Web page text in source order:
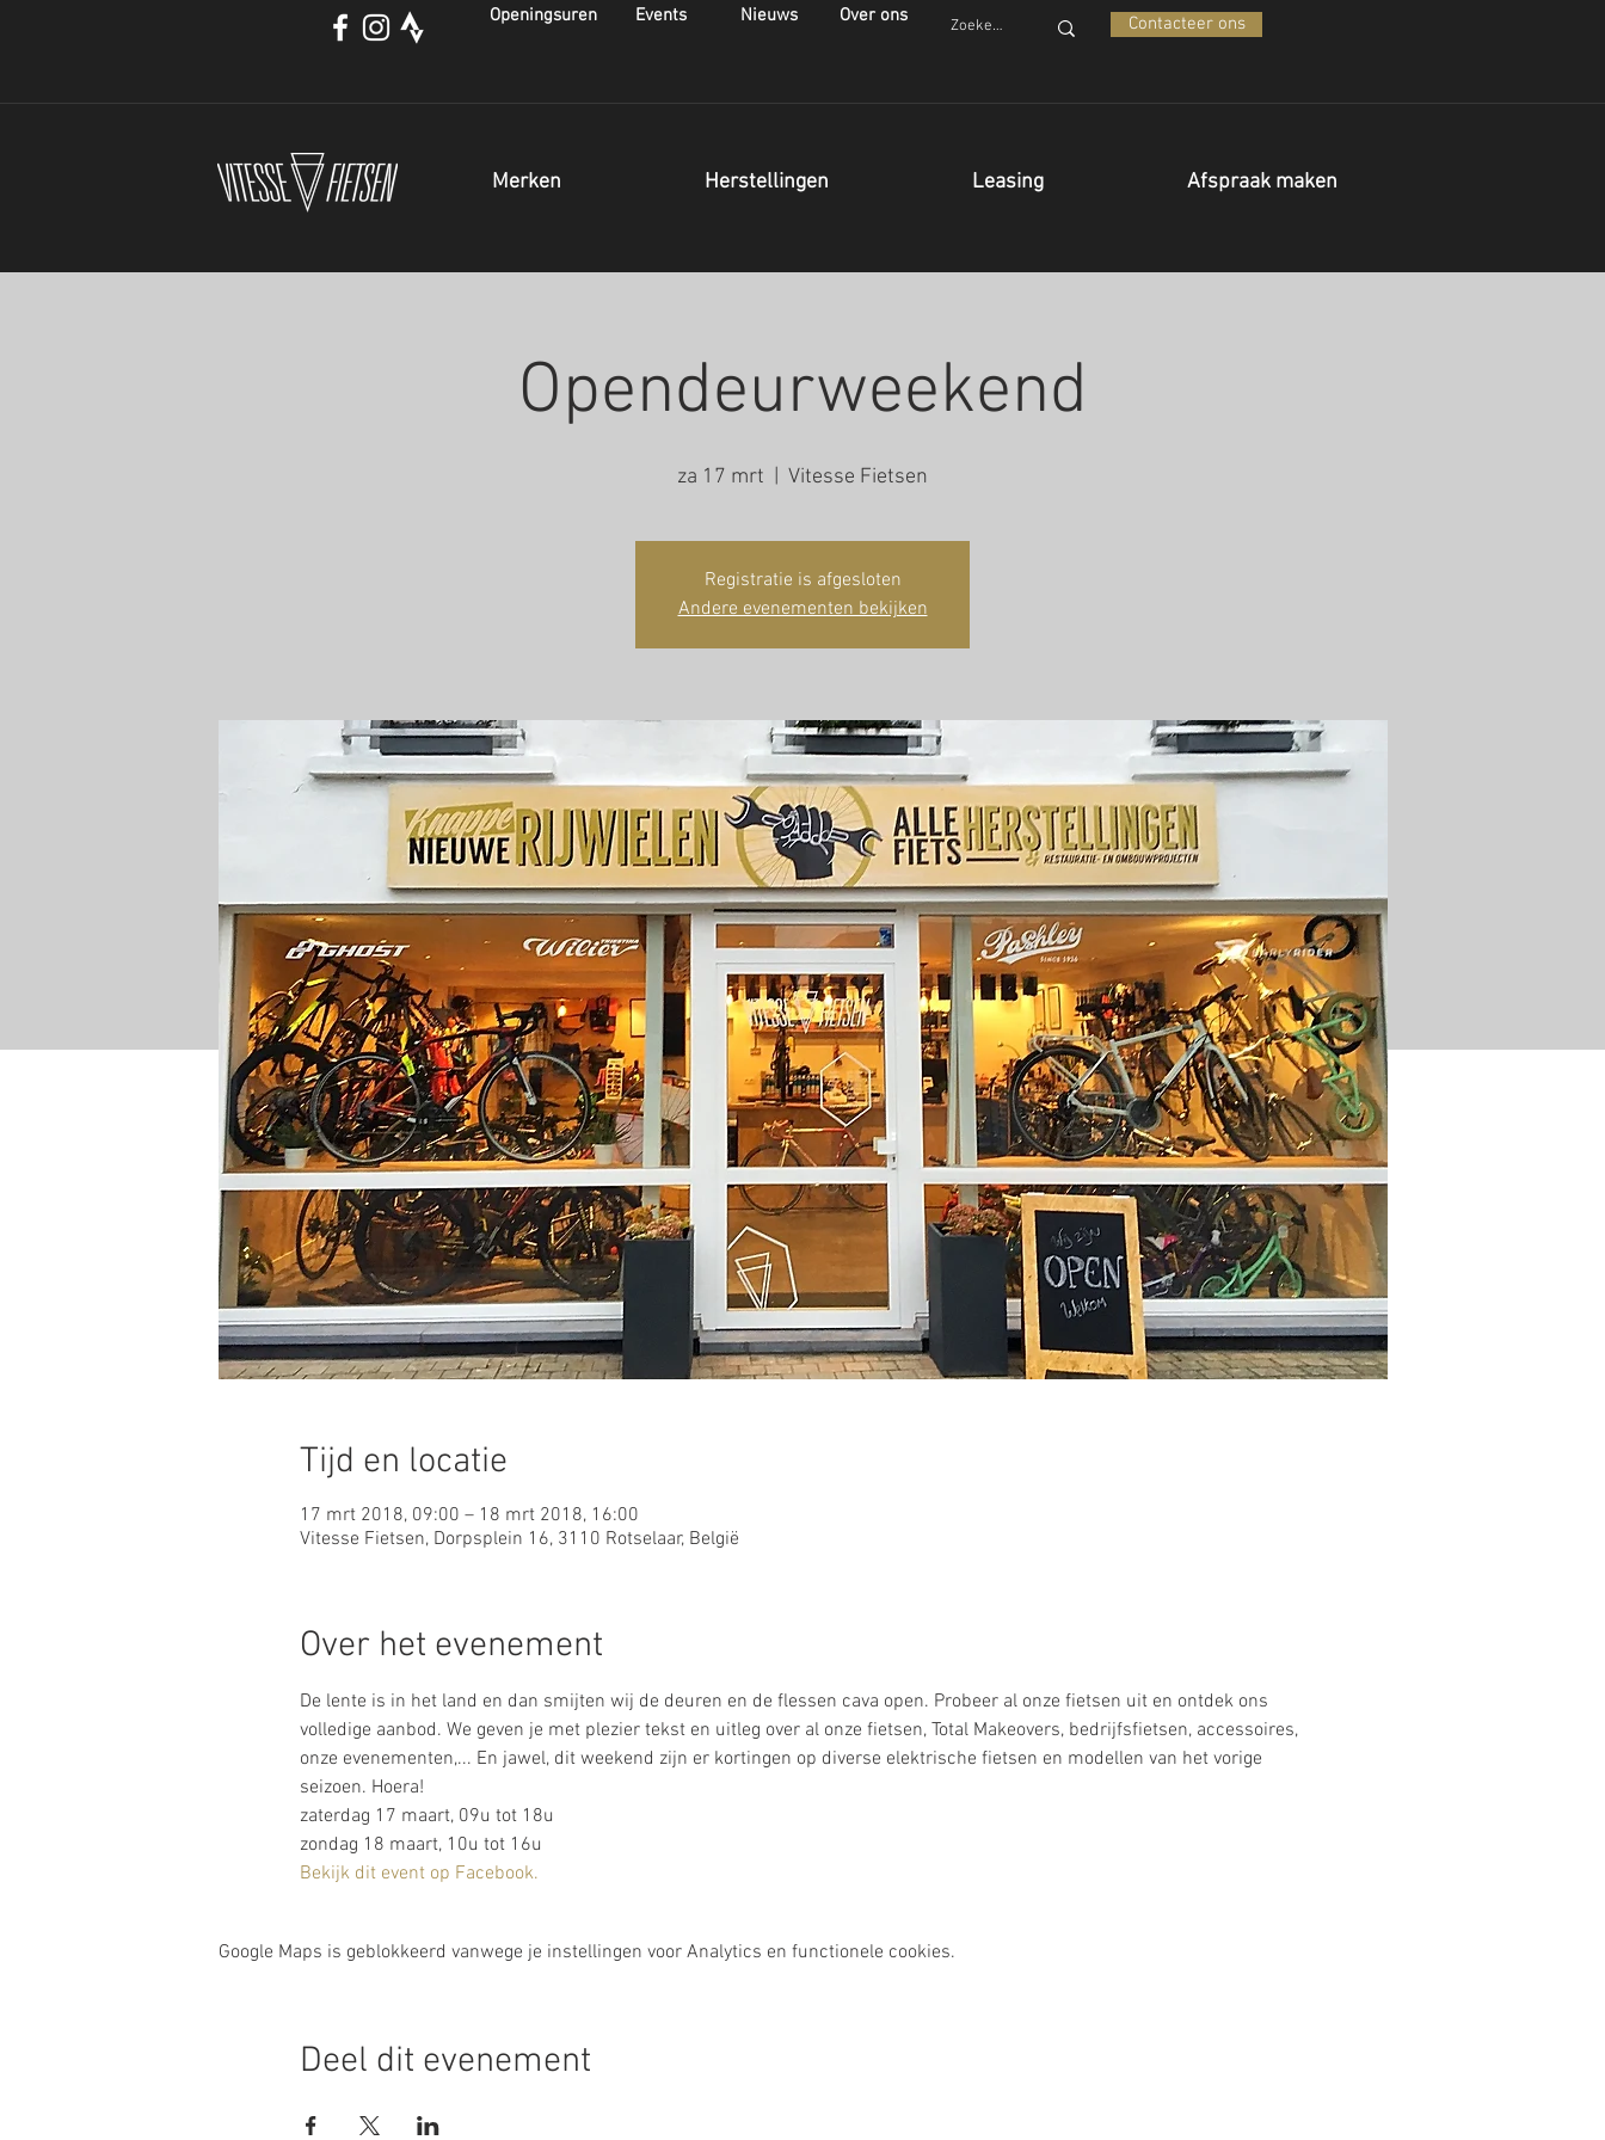
Openingsuren Events Nieuws Over ons Contacteer ons
Merken Herstellingen Leasing Afspraak maken
Opendeurweekend
za 17 mrt Vitesse Fietsen
Registratie is afgesloten
Andere evenementen bekijken
Tijd en locatie
17 mrt 2018, 09:00 – 18 mrt 2018, 16:00
Vitesse Fietsen, Dorpsplein 16, 3110 Rotselaar, België
Over het evenement
De lente is in het land en dan smijten wij de deuren en de flessen cava open. Probeer al onze fietsen uit en ontdek ons
volledige aanbod. We geven je met plezier tekst en uitleg over al onze fietsen, Total Makeovers, bedrijfsfietsen, accessoires,
onze evenementen,... En jawel, dit weekend zijn er kortingen op diverse elektrische fietsen en modellen van het vorige
seizoen. Hoera!
zaterdag 17 maart, 09u tot 18u
zondag 18 maart, 10u tot 16u
Bekijk dit event op Facebook.
Google Maps is geblokkeerd vanwege je instellingen voor Analytics en functionele cookies.
Deel dit evenement